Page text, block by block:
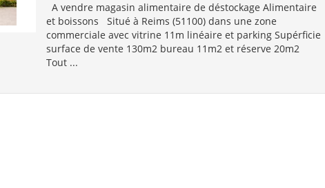
A vendre magasin alimentaire de déstockage Alimentaire
et boissons Situé à Reims (51100) dans une zone
commerciale avec vitrine 11m linéaire et parking Supérficie
surface de vente 130m2 bureau 11m2 et réserve 20m2
Tout ...